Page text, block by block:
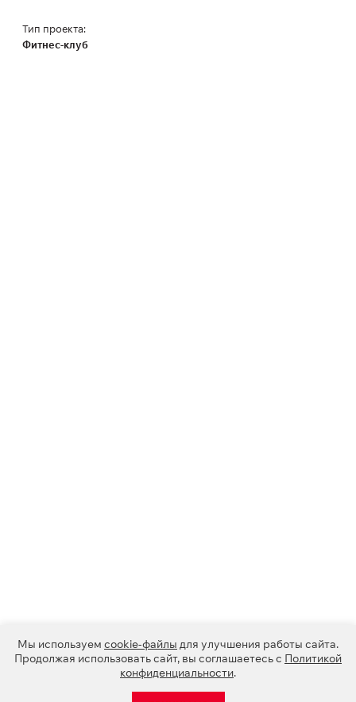
Тип проекта:
Фитнес-клуб
Мы используем cookie-файлы для улучшения работы сайта.
Продолжая использовать сайт, вы соглашаетесь с Политикой
конфиденциальности.